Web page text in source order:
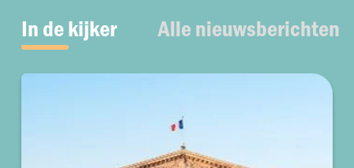
In de kijker Alle nieuwsberichten